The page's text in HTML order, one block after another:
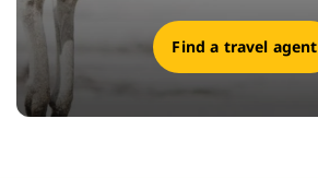
Find a travel agent